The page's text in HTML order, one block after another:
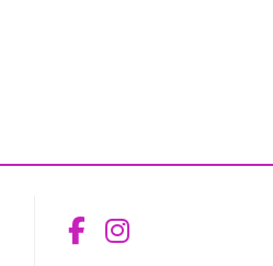
Aceder ao
Aceder ao